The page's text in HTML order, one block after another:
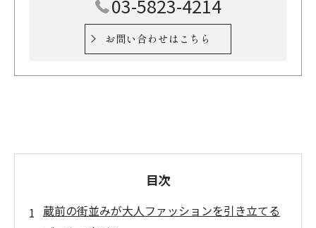
03-5823-4214
お問い合わせはこちら
目次
蔵前の街並みが大人ファッションを引き立てる